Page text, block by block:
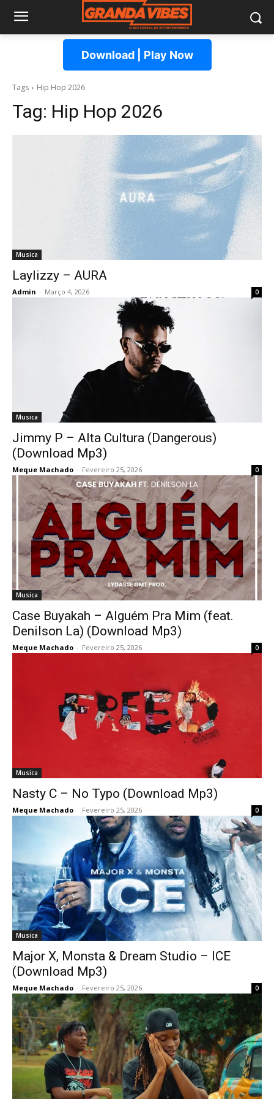
Download | Play Now
Tags Hip Hop 2026
Tag: Hip Hop 2026
Musica
Laylizzy – AURA
Admin - Março 4, 2026 0
Musica
Jimmy P – Alta Cultura (Dangerous)
(Download Mp3)
Meque Machado - Fevereiro 25, 2026 0
Musica
Case Buyakah – Alguém Pra Mim (feat.
Denilson La) (Download Mp3)
Meque Machado - Fevereiro 25, 2026 0
Musica
Nasty C – No Typo (Download Mp3)
Meque Machado - Fevereiro 25, 2026 0
Musica
Major X, Monsta & Dream Studio – ICE
(Download Mp3)
Meque Machado - Fevereiro 25, 2026 0